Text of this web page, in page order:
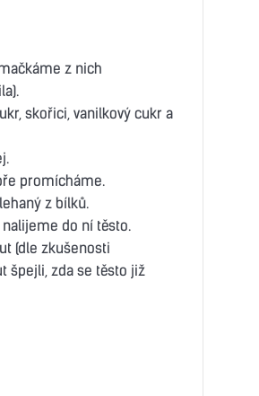
z nich
skořici, vanilkový cukr a
promícháme.
z bílků.
do ní těsto.
(dle zkušenosti
špejli, zda se těsto již